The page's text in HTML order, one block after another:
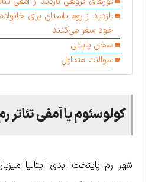
بازدید از روم باستان برای
خود سفر می‌کنند
سخن پایانی
سوالات متداول
کولوسئوم یا آمفی تئاتر
شهر رم پایتخت ابدی ایتالیا